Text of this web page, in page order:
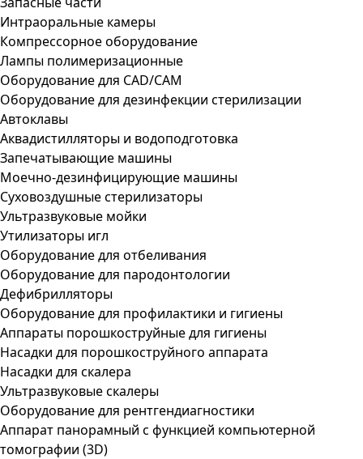
Интраоральные камеры
Компрессорное оборудование
Лампы полимеризационные
Оборудование для CAD/CAM
Оборудование для дезинфекции стерилизации
Автоклавы
Аквадистилляторы и водоподготовка
Запечатывающие машины
Моечно-дезинфицирующие машины
Суховоздушные стерилизаторы
Ультразвуковые мойки
Утилизаторы игл
Оборудование для отбеливания
Оборудование для пародонтологии
Дефибрилляторы
Оборудование для профилактики и гигиены
Аппараты порошкоструйные для гигиены
Насадки для порошкоструйного аппарата
Насадки для скалера
Ультразвуковые скалеры
Оборудование для рентгендиагностики
Аппарат панорамный с функцией компьютерной
томографии (3D)